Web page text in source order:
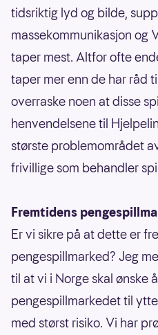
tidsriktig lyd og bilde,
massekommunikasjon og
taper mest. Altfor ofte
taper mer enn de har råd
overraske noen at disse
henvendelsene til
største problemområdet
frivillige som behandler
Fremtidens
Er vi sikre på at dette er
pengespillmarked? Jeg
til at vi i Norge skal ønske
pengespillmarkedet til
med størst risiko. Vi har